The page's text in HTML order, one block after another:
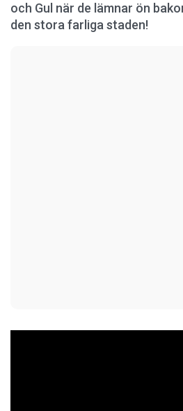
och Gul när de lämnar ön
den stora farliga staden!